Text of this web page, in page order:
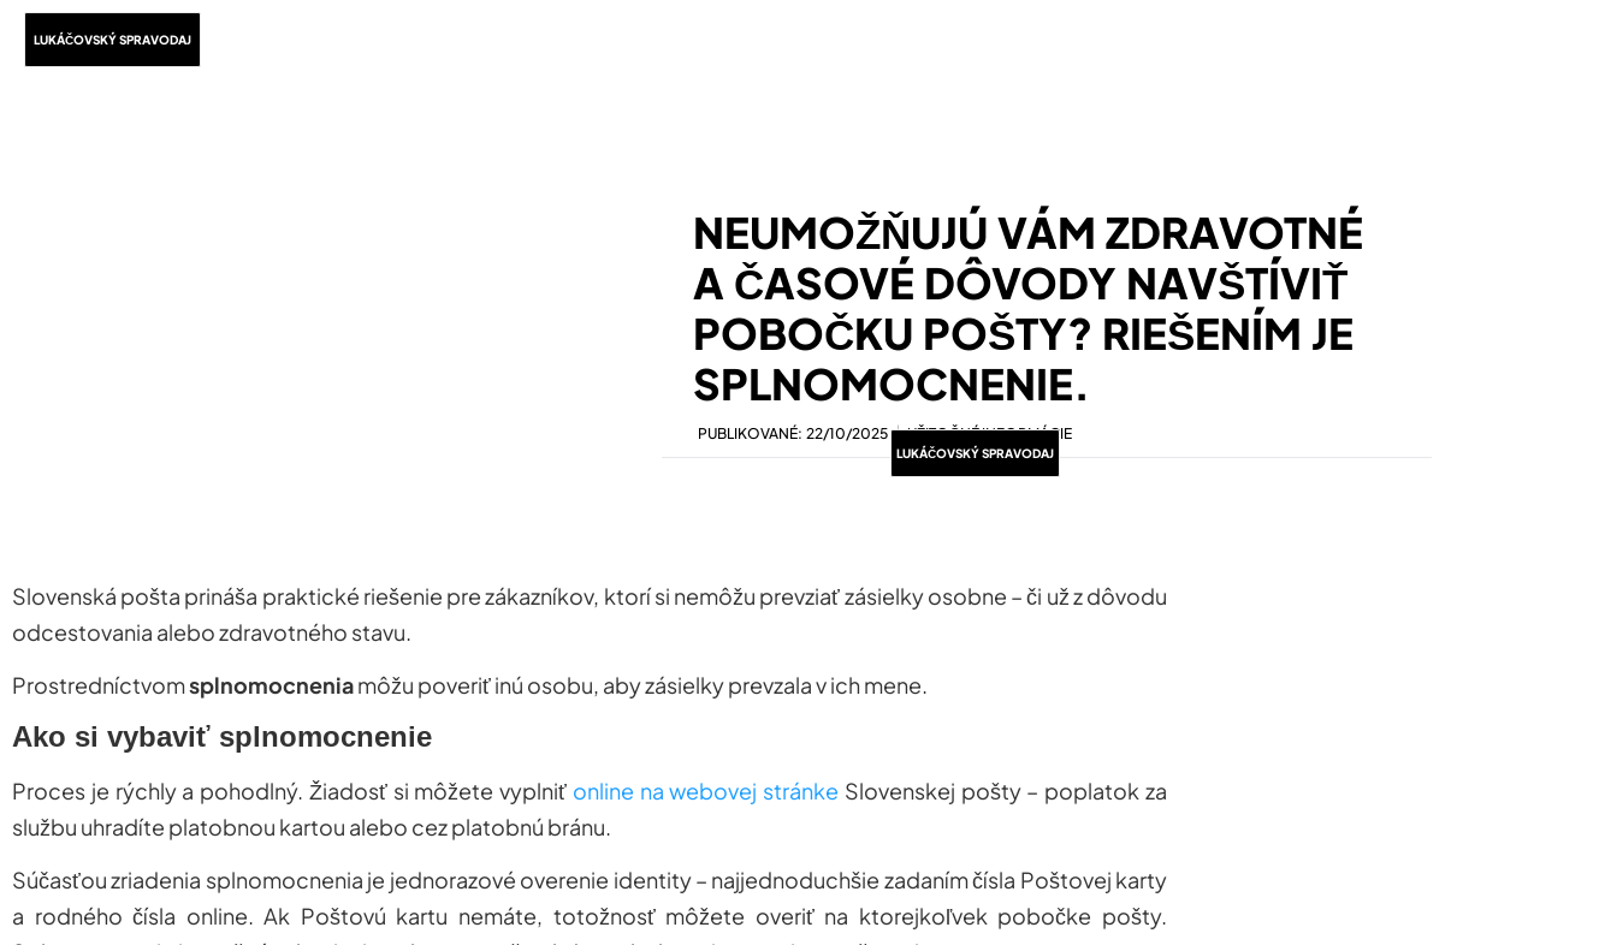
LUKÁČOVSKÝ SPRAVODAJ
NEUMOŽŇUJÚ VÁM ZDRAVOTNÉ
A ČASOVÉ DÔVODY NAVŠTÍVIŤ
POBOČKU POŠTY? RIEŠENÍM JE
SPLNOMOCNENIE.
PUBLIKOVANÉ: 22/10/2025 UŽITOČNÉ INFORMÁCIE
LUKÁČOVSKÝ SPRAVODAJ
Slovenská pošta prináša praktické riešenie pre zákazníkov, ktorí si nemôžu prevziať zásielky osobne – či už z dôvodu
odcestovania alebo zdravotného stavu.
Prostredníctvomsplnomocneniamôžu poveriť inú osobu, aby zásielky prevzala v ich mene.
Ako si vybaviť splnomocnenie
Proces je rýchly a pohodlný. Žiadosť si môžete vyplniť online na webovej stránke Slovenskej pošty – poplatok za
službu uhradíte platobnou kartou alebo cez platobnú bránu.
Súčasťou zriadenia splnomocnenia je jednorazové overenie identity– najjednoduchšie zadaním čísla Poštovej karty
a rodného čísla online. Ak Poštovú kartu nemáte, totožnosť môžete overiť na ktorejkoľvek pobočke pošty.